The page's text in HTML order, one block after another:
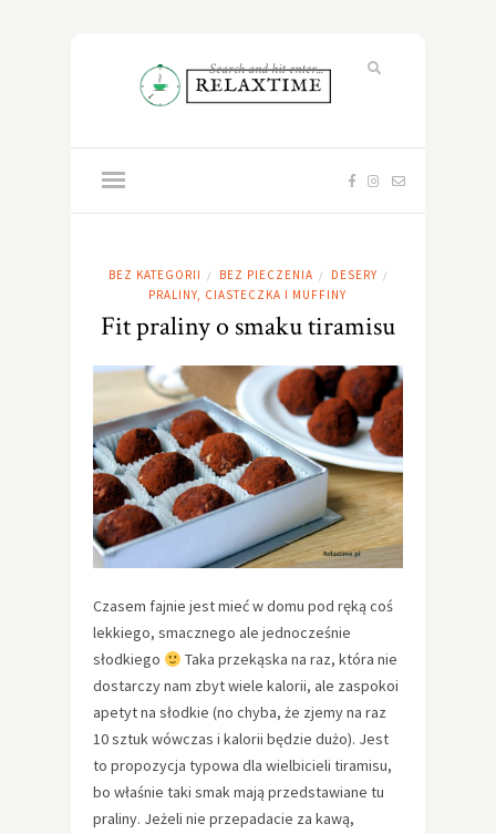
BEZ KATEGORII / BEZ PIECZENIA / DESERY /
PRALINY, CIASTECZKA I MUFFINY
Fit praliny o smaku tiramisu
Czasem fajnie jest mieć w domu pod ręką coś
lekkiego, smacznego ale jednocześnie
słodkiego
Taka przekąska na raz, która nie
dostarczy nam zbyt wiele kalorii, ale zaspokoi
apetyt na słodkie (no chyba, że zjemy na raz
10 sztuk wówczas i kalorii będzie dużo). Jest
to propozycja typowa dla wielbicieli tiramisu,
bo właśnie taki smak mają przedstawiane tu
praliny. Jeżeli nie przepadacie za kawą,